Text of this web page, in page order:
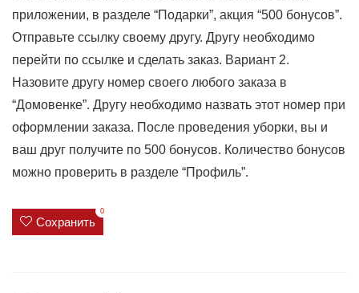
приложении, в разделе “Подарки”, акция “500 бонусов”.
Отправьте ссылку своему другу. Другу необходимо
перейти по ссылке и сделать заказ. Вариант 2.
Назовите другу номер своего любого заказа в
“Домовенке”. Другу необходимо назвать этот номер при
оформлении заказа. После проведения уборки, вы и
ваш друг получите по 500 бонусов. Количество бонусов
можно проверить в разделе “Профиль”.
Сохранить
0